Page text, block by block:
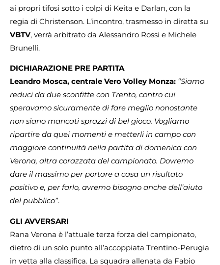
ai propri tifosi sotto i colpi di Keita e Darlan, con la
regia di Christenson. L’incontro, trasmesso in diretta su
VBTV, verrà arbitrato da Alessandro Rossi e Michele
Brunelli.
DICHIARAZIONE PRE PARTITA
Leandro Mosca, centrale Vero Volley Monza: “Siamo
reduci da due sconfitte con Trento, contro cui
speravamo sicuramente di fare meglio nonostante
non siano mancati sprazzi di bel gioco. Vogliamo
ripartire da quei momenti e metterli in campo con
maggiore continuità nella partita di domenica con
Verona, altra corazzata del campionato. Dovremo
dare il massimo per portare a casa un risultato
positivo e, per farlo, avremo bisogno anche dell’aiuto
del pubblico”.
GLI AVVERSARI
Rana Verona è l’attuale terza forza del campionato,
dietro di un solo punto all’accoppiata Trentino-Perugia
in vetta alla classifica. La squadra allenata da Fabio